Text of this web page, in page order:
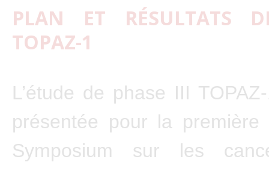
PLAN ET RÉSULTATS
TOPAZ-1
L’étude de phase III
présentée pour la
Symposium sur les